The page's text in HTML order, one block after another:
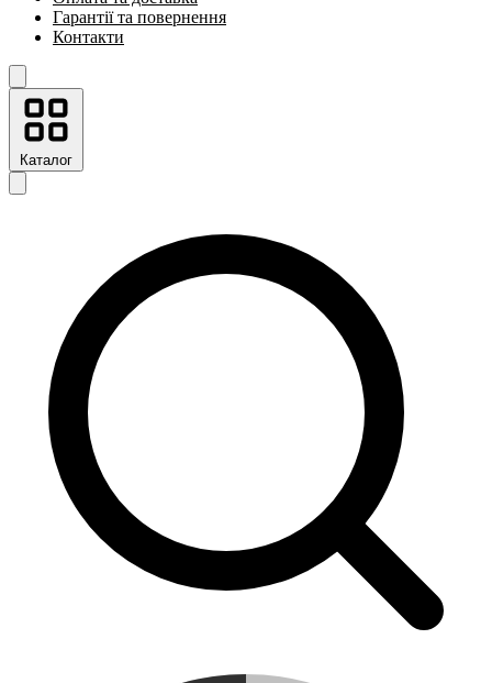
Гарантії та повернення
Контакти
Каталог